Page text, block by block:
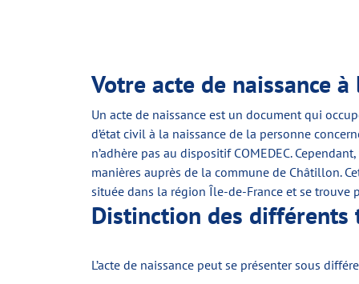
Votre acte de naissance
Un acte de naissance est un document qui
d’état civil à la naissance de la personne
n’adhère pas au dispositif COMEDEC.
manières auprès de la commune de Châtillon.
située dans la région Île-de-France et se trouve
Distinction des différents
L’acte de naissance peut se présenter sous